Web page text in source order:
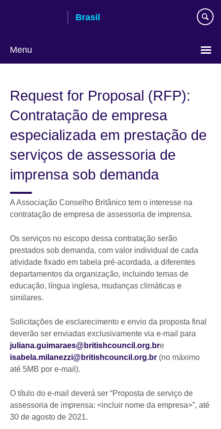
Brasil
Menu
language
Request for Proposal (RFP):
Contratação de empresa
especializada em prestação de
serviços de assessoria de
imprensa sob demanda
A Associação Conselho Britânico tem o interesse na
contratação de empresa de assessoria de imprensa.
Os serviços no escopo dessa contratação serão
prestados sob demanda, com valor individual de cada
atividade fixado em tabela pré-acordada, a diferentes
departamentos da organização, incluindo temas de
educação, língua inglesa, mudanças climáticas e
similares.
Solicitações de esclarecimento e envio da proposta final
deverão ser enviadas exclusivamente via e-mail para
juliana.guimaraes@britishcouncil.org.bre
isabela.milanezzi@britishcouncil.org.br (no máximo
até 5MB por e-mail).
O título do e-mail deverá ser “Proposta de serviço de
assessoria de imprensa: <incluir nome da empresa>”, até
30 de agosto de 2021.